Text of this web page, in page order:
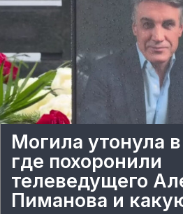
Могила утонула
где похоронили
телеведущего
Пиманова и